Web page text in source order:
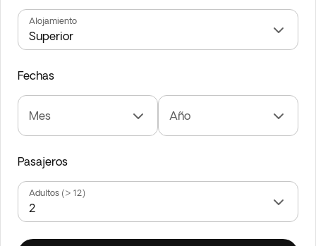
Alojamiento
Fechas
Mes Año
Pasajeros
Adultos (> 12)